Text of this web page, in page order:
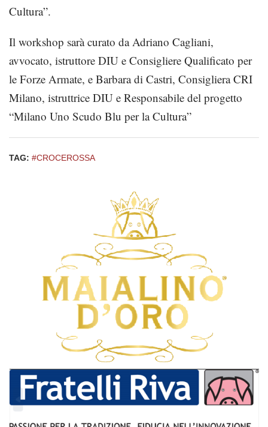
Cultura”.
Il workshop sarà curato da Adriano Cagliani,
avvocato, istruttore DIU e Consigliere Qualificato per
le Forze Armate, e Barbara di Castri, Consigliera CRI
Milano, istruttrice DIU e Responsabile del progetto
“Milano Uno Scudo Blu per la Cultura”
TAG: #CROCEROSSA